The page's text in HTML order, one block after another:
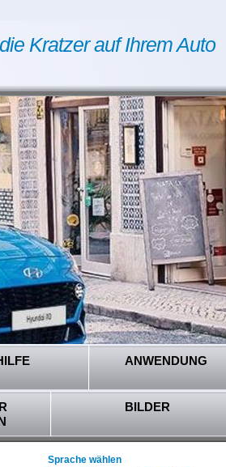
Kratzer auf Ihrem Auto
ANWENDUNG
BILDER
Sprache wählen